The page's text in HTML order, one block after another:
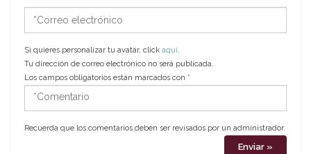
electrónico
Si quieres personalizar tu avatar, click aquí.
Tu dirección de correo electrónico no será publicada.
Los campos obligatorios están marcados con *
*Comentario
Recuerda que los comentarios deben ser revisados por un administrador.